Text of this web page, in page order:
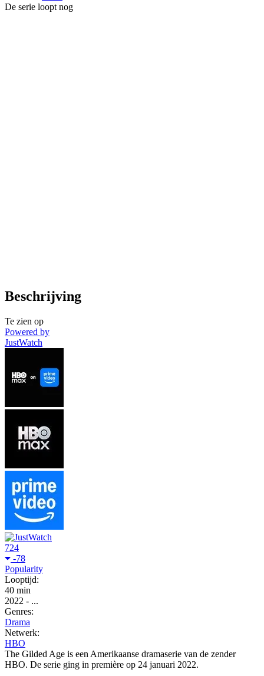
De serie loopt nog
Beschrijving
Te zien op
Powered by
JustWatch
724
-78
Popularity
Looptijd:
40 min
2022 - ...
Genres:
Drama
Netwerk:
HBO
The Gilded Age is een Amerikaanse dramaserie van de zender
HBO. De serie ging in première op 24 januari 2022.